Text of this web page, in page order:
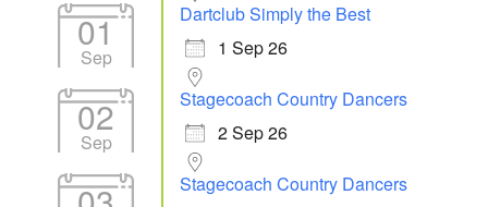
01
Sep
Dartclub Simply the Best
1 Sep 26
02
Sep
Stagecoach Country Dancers
2 Sep 26
Stagecoach Country Dancers